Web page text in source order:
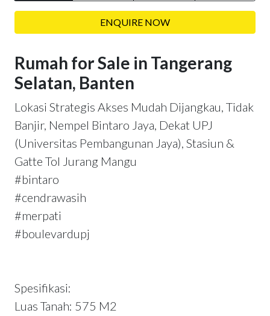
ENQUIRE NOW
Rumah for Sale in Tangerang
Selatan, Banten
Lokasi Strategis Akses Mudah Dijangkau, Tidak
Banjir, Nempel Bintaro Jaya, Dekat UPJ
(Universitas Pembangunan Jaya), Stasiun &
Gatte Tol Jurang Mangu
#bintaro
#cendrawasih
#merpati
#boulevardupj
Spesifikasi:
Luas Tanah: 575 M2